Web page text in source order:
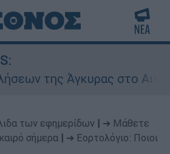
της Άγκυρας στο Αιγαίο:
των εφημερίδων
➔ Μάθετε
σήμερα
➔ Εορτολόγιο: Ποιοι